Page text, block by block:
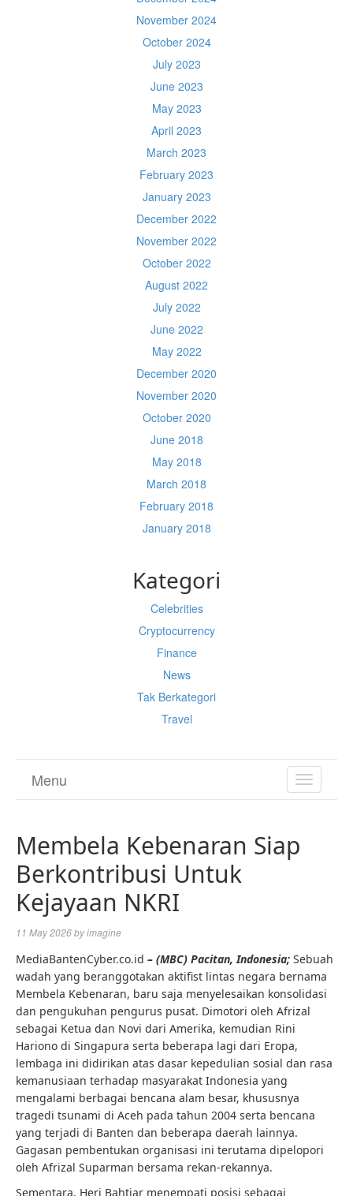
November 2024
October 2024
July 2023
June 2023
May 2023
April 2023
March 2023
February 2023
January 2023
December 2022
November 2022
October 2022
August 2022
July 2022
June 2022
May 2022
December 2020
November 2020
October 2020
June 2018
May 2018
March 2018
February 2018
January 2018
Kategori
Celebrities
Cryptocurrency
Finance
News
Tak Berkategori
Travel
TOGGLE
Menu
Membela Kebenaran Siap
Berkontribusi Untuk
Kejayaan NKRI
11 May 2026byimagine
MediaBantenCyber.co.id – (MBC) Pacitan, Indonesia; Sebuah
wadah yang beranggotakan aktifist lintas negara bernama
Membela Kebenaran, baru saja menyelesaikan konsolidasi
dan pengukuhan pengurus pusat. Dimotori oleh Afrizal
sebagai Ketua dan Novi dari Amerika, kemudian Rini
Hariono di Singapura serta beberapa lagi dari Eropa,
lembaga ini didirikan atas dasar kepedulian sosial dan rasa
kemanusiaan terhadap masyarakat Indonesia yang
mengalami berbagai bencana alam besar, khususnya
tragedi tsunami di Aceh pada tahun 2004 serta bencana
yang terjadi di Banten dan beberapa daerah lainnya.
Gagasan pembentukan organisasi ini terutama dipelopori
oleh Afrizal Suparman bersama rekan-rekannya.
Sementara, Heri Bahtiar menempati posisi sebagai